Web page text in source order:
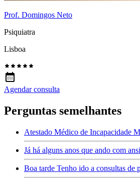
Prof. Domingos Neto
Psiquiatra
Lisboa
Agendar consulta
Perguntas semelhantes
Atestado Médico de Incapacidade
Já há alguns anos que ando com
Boa tarde Tenho ido a consultas de